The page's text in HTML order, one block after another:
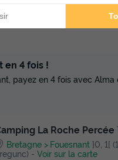
de mer
La Roche Percée
Bretagne Fouesnant ]0, 1[
- Voir sur la carte
en 4 fois !
payez en 4 fois avec